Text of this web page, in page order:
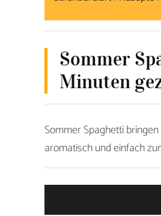
Sommer
Minuten
Sommer Spaghetti
aromatisch und einfach